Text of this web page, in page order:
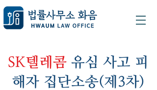
SK텔레콤 유심 사고 피
해자 집단소송(제3차)